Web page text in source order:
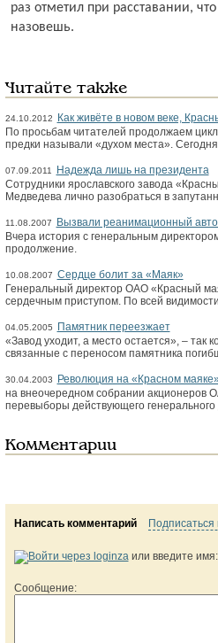
раз отметил при расставании,
назовешь.
Читайте также
24.10.2012
Как живёте в новом веке,
По просьбам читателей продолжаем
предки называли «духом места».
07.09.2011
Надежда лишь на президента
Сотрудники ярославского завода
Медведева лично разобраться в
11.08.2007
Вызвали реанимационный
Вчера история с генеральным
продолжение.
10.08.2007 Сердце болит за «Маяк»
Генеральный директор ОАО «Красный
сердечным приступом. По всей
04.05.2005
Памятник переезжает
«Завод уходит, а место остается», –
связанные с переносом памятника
30.04.2003
Революция на «Красном
на внеочередном собрании акционеров
перевыборы действующего
Комментарии
Написать комментарий
или введите имя:
Сообщение: